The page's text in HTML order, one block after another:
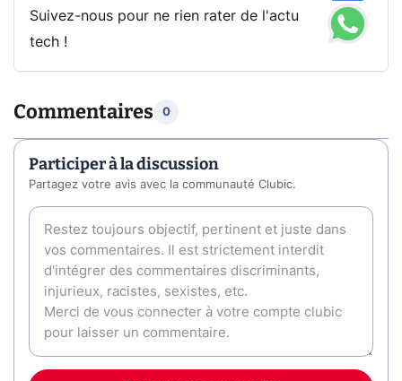
Suivez-nous pour ne rien rater de l'actu
tech !
Commentaires 0
Participer à la discussion
Partagez votre avis avec la communauté Clubic.